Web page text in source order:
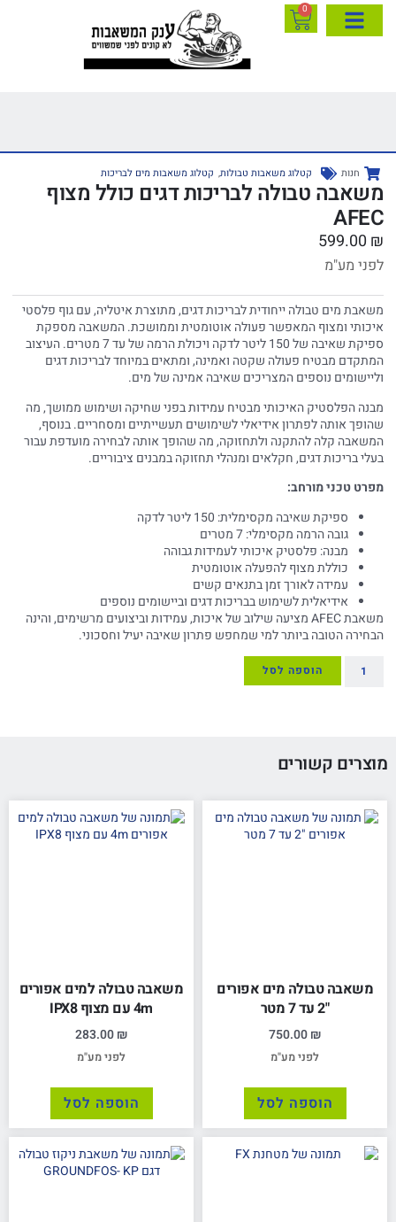
0
חנות קטלוג משאבות טבולות, קטלוג משאבות מים לבריכות
משאבה טבולה לבריכות דגים כולל מצוף
AFEC
599.00 ₪
לפני מע"מ
משאבת מים טבולה ייחודית לבריכות דגים, מתוצרת איטליה, עם גוף פלסטי
איכותי ומצוף המאפשר פעולה אוטומטית וממושכת. המשאבה מספקת
ספיקת שאיבה של 150 ליטר לדקה ויכולת הרמה של עד 7 מטרים. העיצוב
המתקדם מבטיח פעולה שקטה ואמינה, ומתאים במיוחד לבריכות דגים
וליישומים נוספים המצריכים שאיבה אמינה של מים.
מבנה הפלסטיק האיכותי מבטיח עמידות בפני שחיקה ושימוש ממושך, מה
שהופך אותה לפתרון אידיאלי לשימושים תעשייתיים ומסחריים. בנוסף,
המשאבה קלה להתקנה ולתחזוקה, מה שהופך אותה לבחירה מועדפת עבור
בעלי בריכות דגים, חקלאים ומנהלי תחזוקה במבנים ציבוריים.
מפרט טכני מורחב:
ספיקת שאיבה מקסימלית: 150 ליטר לדקה
גובה הרמה מקסימלי: 7 מטרים
מבנה: פלסטיק איכותי לעמידות גבוהה
כוללת מצוף להפעלה אוטומטית
עמידה לאורך זמן בתנאים קשים
אידיאלית לשימוש בבריכות דגים וביישומים נוספים
משאבת AFEC מציעה שילוב של איכות, עמידות וביצועים מרשימים, והינה
הבחירה הטובה ביותר למי שמחפש פתרון שאיבה יעיל וחסכוני.
הוספה לסל
מוצרים קשורים
משאבה טבולה מים אפורים
"2 עד 7 מטר
750.00₪
לפני מע"מ
הוספה לסל
משאבה טבולה למים אפורים
4m עם מצוף IPX8
283.00₪
לפני מע"מ
הוספה לסל